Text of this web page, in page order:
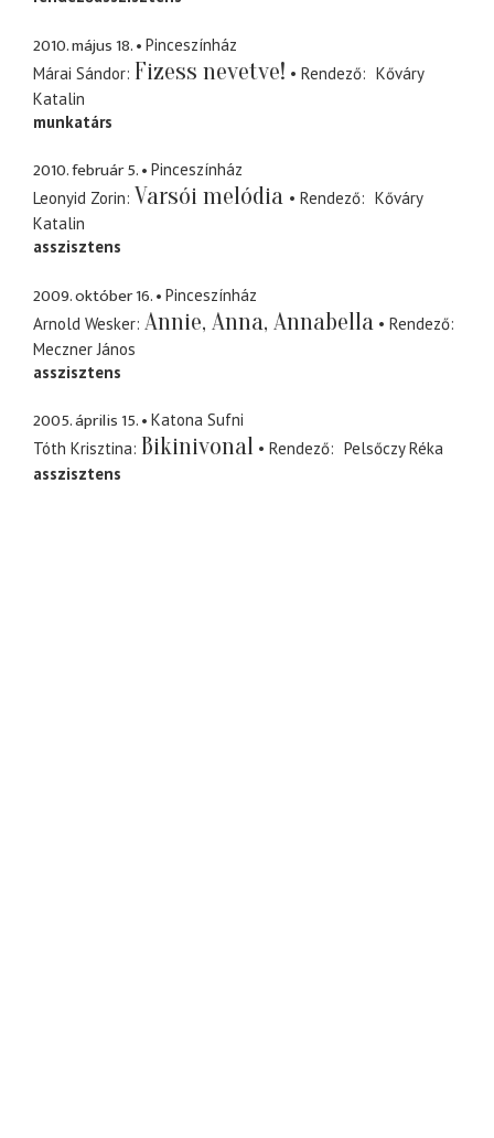
2010. május 18.
Pinceszínház
Márai Sándor Fizess nevetve! Rendező
Kőváry
Katalin
munkatárs
2010. február 5.
Pinceszínház
Leonyid Zorin Varsói melódia Rendező
Kőváry
Katalin
asszisztens
2009. október 16.
Pinceszínház
Arnold Wesker Annie, Anna, Annabella
Rendező
Meczner János
asszisztens
2005. április 15.
Katona Sufni
Tóth Krisztina Bikinivonal Rendező
Pelsőczy Réka
asszisztens